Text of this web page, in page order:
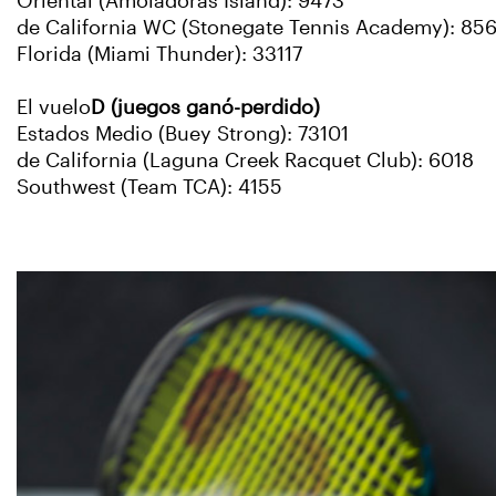
de California WC (Stonegate Tennis Academy):
Florida (Miami Thunder): 33117
El vuelo D (juegos ganó-perdido)
Estados Medio (Buey Strong): 73101
de California (Laguna Creek Racquet Club): 6018
Southwest (Team TCA): 4155